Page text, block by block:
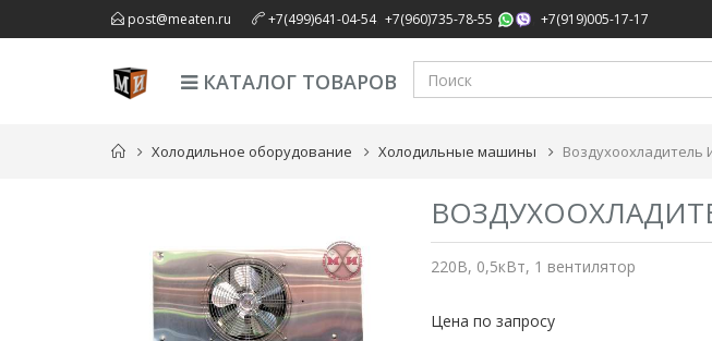
post@meaten.ru +7(499)641-04-54, +7(960)735-78-55 +7(919)005-17-17
КАТАЛОГ ТОВАРОВ
Холодильное оборудование Холодильные машины Воздухоохладитель
220В, 0,5кВт, 1 вентилятор
Цена по запросу